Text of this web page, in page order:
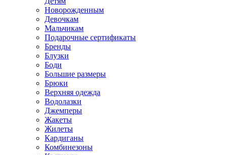
Новорожденным
Девочкам
Мальчикам
Подарочные сертификаты
Бренды
Блузки
Боди
Большие размеры
Брюки
Верхняя одежда
Водолазки
Джемперы
Жакеты
Жилеты
Кардиганы
Комбинезоны